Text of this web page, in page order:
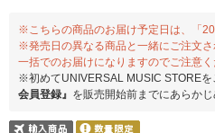
※こちらの商品のお届け予定日は、「
※発売日の異なる商品と一緒にご注文
一括でのお届けになりますのでご注意く
※初めてUNIVERSAL MUSIC STOREを
会員登録』 を販売開始前までにあらかじ